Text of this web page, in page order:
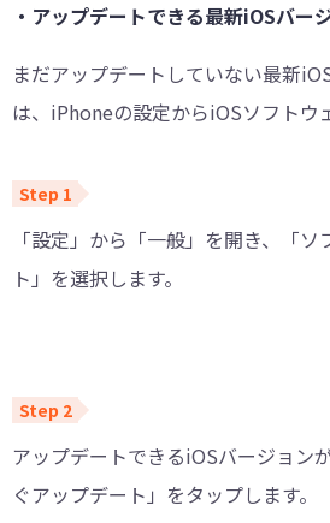
・アップデートできる最新iOSバー
まだアップデートしていない最新
は、iPhoneの設定からiOSソフトウ
「設定」から「一般」を開き、「
ト」を選択します。
アップデートできるiOSバージョン
ぐアップデート」をタップします。